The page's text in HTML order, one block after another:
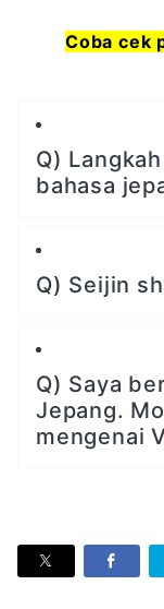
Coba cek
Q)
bahasa
Q) Seijin
Q) Saya
Jepang.
mengenai